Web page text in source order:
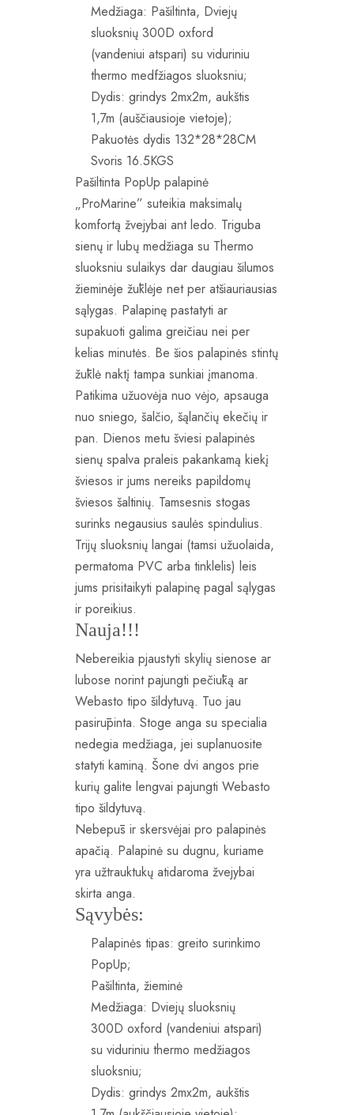
Medžiaga: Pašiltinta, Dviejų
sluoksnių 300D oxford
(vandeniui atspari) su viduriniu
thermo medfžiagos sluoksniu;
Dydis: grindys 2mx2m, aukštis
1,7m (auščiausioje vietoje);
Pakuotės dydis 132*28*28CM
Svoris 16.5KGS
Pašiltinta PopUp palapinė
„ProMarine” suteikia maksimalų
komfortą žvejybai ant ledo. Triguba
sienų ir lubų medžiaga su Thermo
sluoksniu sulaikys dar daugiau šilumos
žieminėje žūklėje net per atšiauriausias
sąlygas. Palapinę pastatyti ar
supakuoti galima greičiau nei per
kelias minutės. Be šios palapinės stintų
žūklė naktį tampa sunkiai įmanoma.
Patikima užuovėja nuo vėjo, apsauga
nuo sniego, šalčio, šąlančių ekečių ir
pan. Dienos metu šviesi palapinės
sienų spalva praleis pakankamą kiekį
šviesos ir jums nereiks papildomų
šviesos šaltinių. Tamsesnis stogas
surinks negausius saulės spindulius.
Trijų sluoksnių langai (tamsi užuolaida,
permatoma PVC arba tinklelis) leis
jums prisitaikyti palapinę pagal sąlygas
ir poreikius.
Nauja!!!
Nebereikia pjaustyti skylių sienose ar
lubose norint pajungti pečiūką ar
Webasto tipo šildytuvą. Tuo jau
pasirūpinta. Stoge anga su specialia
nedegia medžiaga, jei suplanuosite
statyti kaminą. Šone dvi angos prie
kurių galite lengvai pajungti Webasto
tipo šildytuvą.
Nebepūs ir skersvėjai pro palapinės
apačią. Palapinė su dugnu, kuriame
yra užtrauktukų atidaroma žvejybai
skirta anga.
Sąvybės:
Palapinės tipas: greito surinkimo
PopUp;
Pašiltinta, žieminė
Medžiaga: Dviejų sluoksnių
300D oxford (vandeniui atspari)
su viduriniu thermo medžiagos
sluoksniu;
Dydis: grindys 2mx2m, aukštis